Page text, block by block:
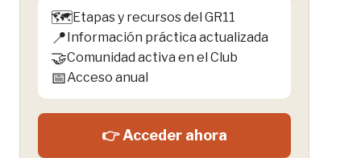
🗺️Etapas y recursos del GR11
📍Información práctica actualizada
🤝Comunidad activa en el Club
📅Acceso anual
👉 Acceder ahora